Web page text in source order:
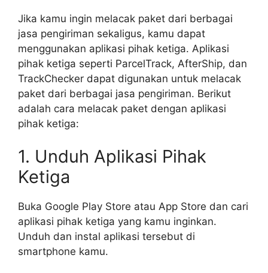
Jika kamu ingin melacak paket dari berbagai
jasa pengiriman sekaligus, kamu dapat
menggunakan aplikasi pihak ketiga. Aplikasi
pihak ketiga seperti ParcelTrack, AfterShip, dan
TrackChecker dapat digunakan untuk melacak
paket dari berbagai jasa pengiriman. Berikut
adalah cara melacak paket dengan aplikasi
pihak ketiga:
1. Unduh Aplikasi Pihak
Ketiga
Buka Google Play Store atau App Store dan cari
aplikasi pihak ketiga yang kamu inginkan.
Unduh dan instal aplikasi tersebut di
smartphone kamu.